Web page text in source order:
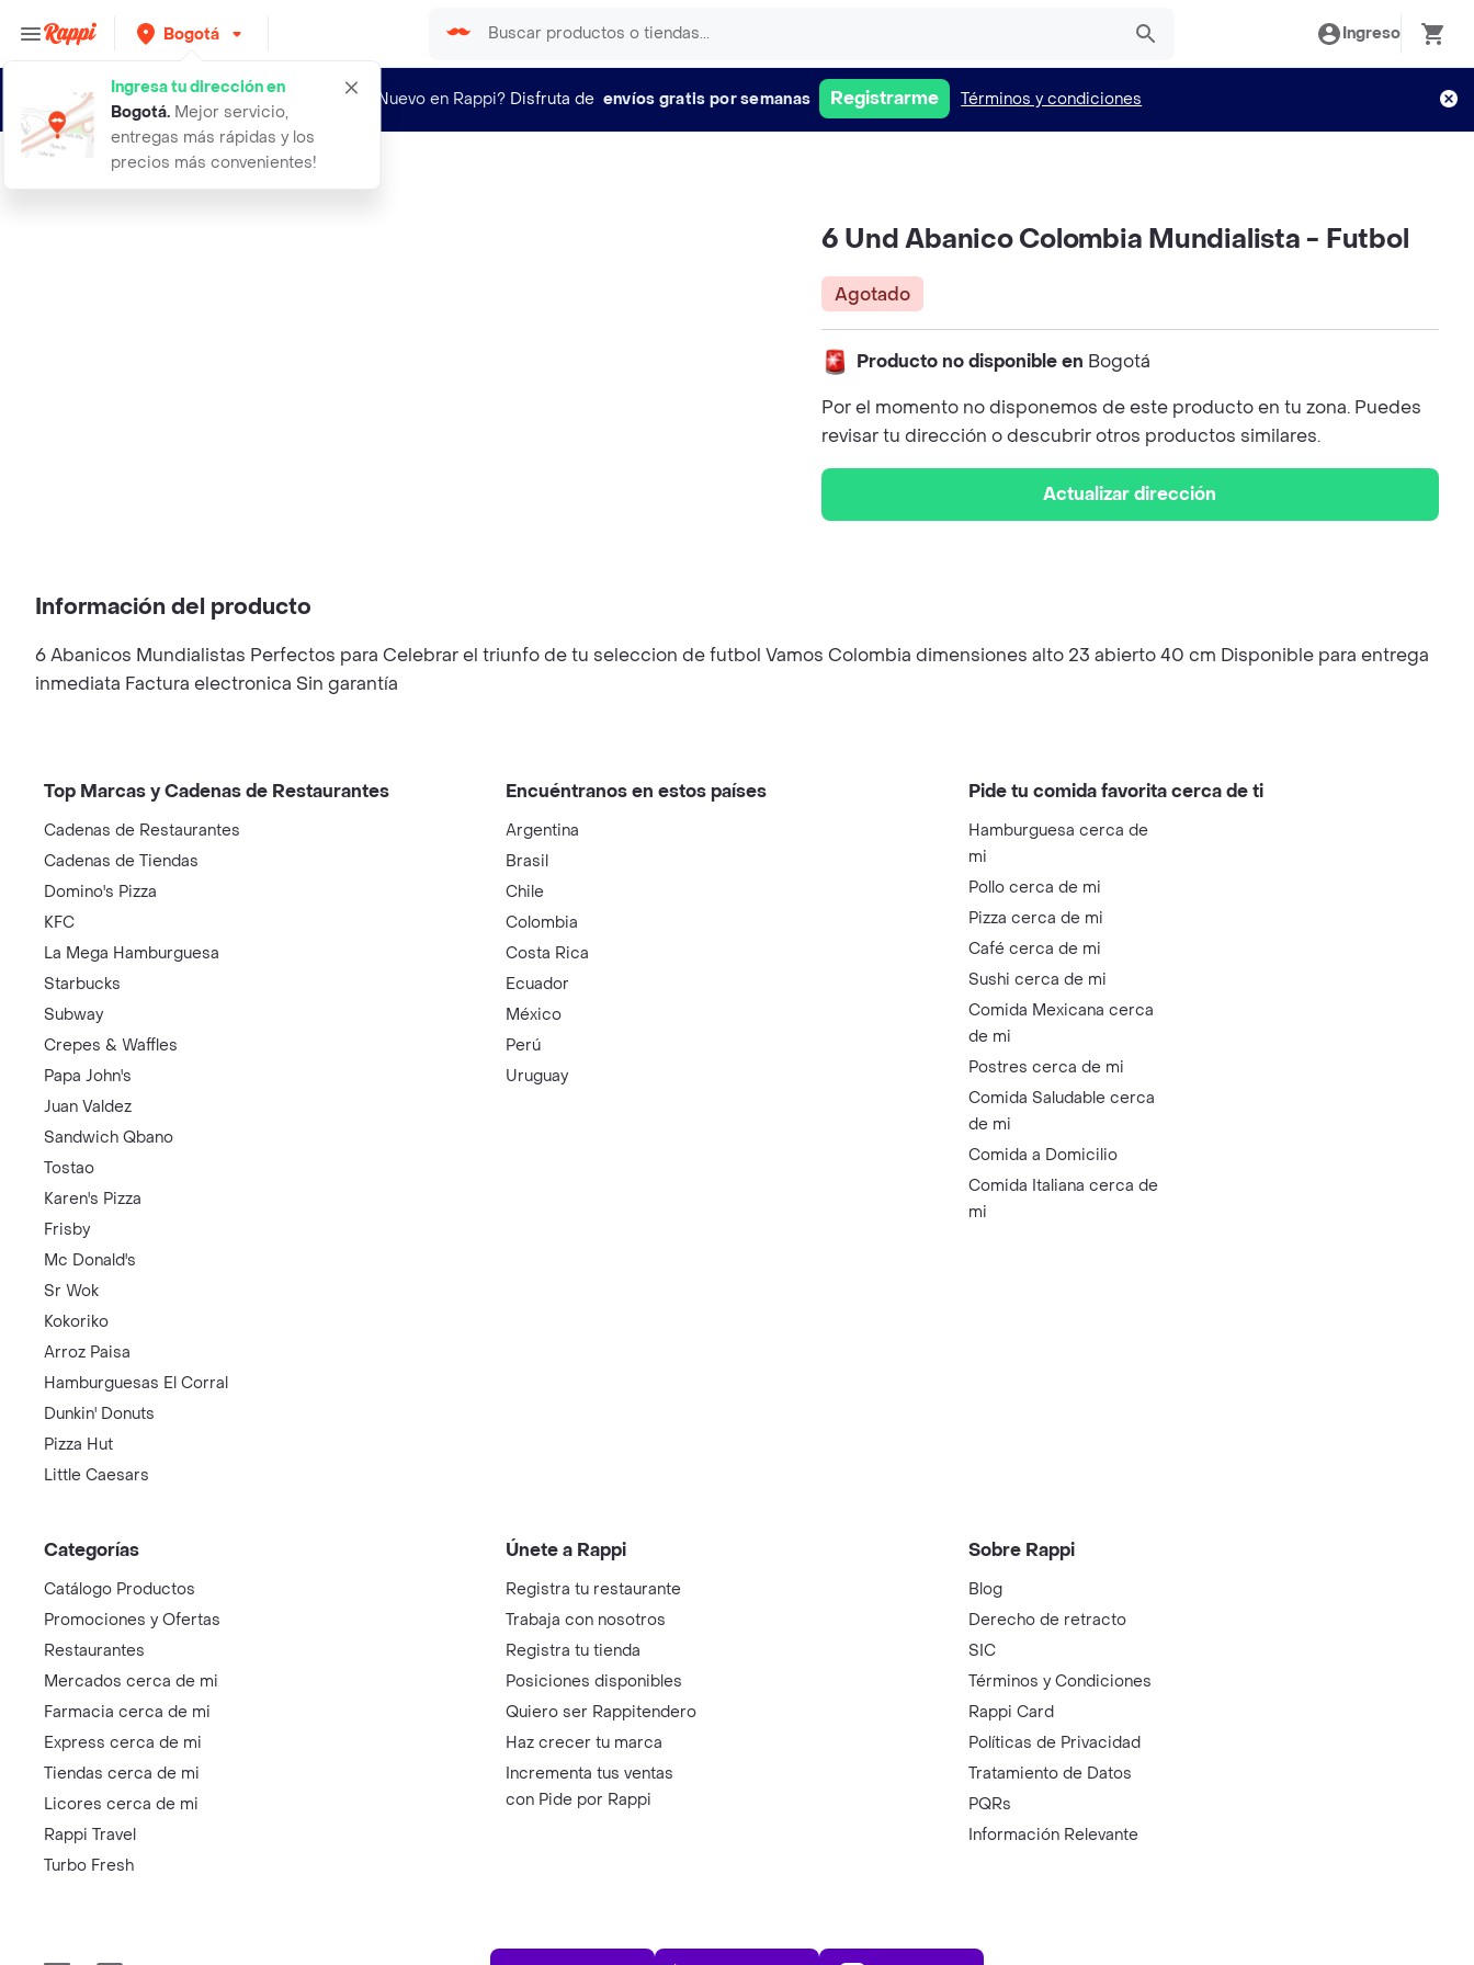
Bogotá
Ingresa tu dirección en
Bogotá. Mejor servicio,
entregas más rápidas y los
precios más convenientes!
Ingreso
¿Nuevo en Rappi? Disfruta de envíos gratis por semanas Registrarme Términos y condiciones
6 und abanico colombia mundialista
6 Und Abanico Colombia Mundialista - Futbol
Agotado
Producto no disponible en Bogotá
Por el momento no disponemos de este producto en tu zona. Puedes
revisar tu dirección o descubrir otros productos similares.
Actualizar dirección
Información del producto
6 Abanicos Mundialistas Perfectos para Celebrar el triunfo de tu seleccion de futbol Vamos Colombia dimensiones alto 23 abierto 40 cm Disponible para entrega
inmediata Factura electronica Sin garantía
Top Marcas y Cadenas de Restaurantes
Cadenas de Restaurantes
Cadenas de Tiendas
Domino's Pizza
KFC
La Mega Hamburguesa
Starbucks
Subway
Crepes & Waffles
Papa John's
Juan Valdez
Sandwich Qbano
Tostao
Karen's Pizza
Frisby
Mc Donald's
Sr Wok
Kokoriko
Arroz Paisa
Hamburguesas El Corral
Dunkin' Donuts
Pizza Hut
Little Caesars
Encuéntranos en estos países
Argentina
Brasil
Chile
Colombia
Costa Rica
Ecuador
México
Perú
Uruguay
Pide tu comida favorita cerca de ti
Hamburguesa cerca de
mi
Pollo cerca de mi
Pizza cerca de mi
Café cerca de mi
Sushi cerca de mi
Comida Mexicana cerca
de mi
Postres cerca de mi
Comida Saludable cerca
de mi
Comida a Domicilio
Comida Italiana cerca de
mi
Categorías
Catálogo Productos
Promociones y Ofertas
Restaurantes
Mercados cerca de mi
Farmacia cerca de mi
Express cerca de mi
Tiendas cerca de mi
Licores cerca de mi
Rappi Travel
Turbo Fresh
Únete a Rappi
Registra tu restaurante
Trabaja con nosotros
Registra tu tienda
Posiciones disponibles
Quiero ser Rappitendero
Haz crecer tu marca
Incrementa tus ventas
con Pide por Rappi
Sobre Rappi
Blog
Derecho de retracto
SIC
Términos y Condiciones
Rappi Card
Políticas de Privacidad
Tratamiento de Datos
PQRs
Información Relevante
App Store Play Store AppGallery